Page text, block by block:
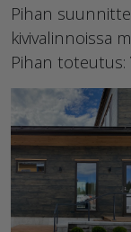
Pihan
kivivalinnoissa
Pihan toteutus: